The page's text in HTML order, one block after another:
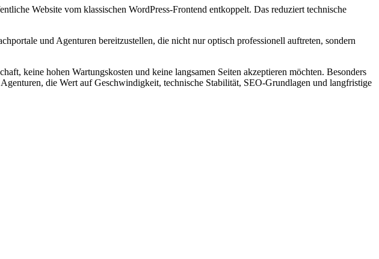
Website vom klassischen WordPress-Frontend entkoppelt. Das reduziert technische
und Agenturen bereitzustellen, die nicht nur optisch professionell auftreten, sondern
keine hohen Wartungskosten und keine langsamen Seiten akzeptieren möchten. Besonders
die Wert auf Geschwindigkeit, technische Stabilität, SEO-Grundlagen und langfristige